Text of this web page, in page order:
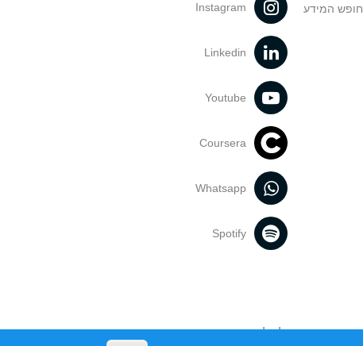
חופש המידע
Instagram
Linkedin
Youtube
Coursera
Whatsapp
Spotify
בתכנים אלה לדעתך מפר זכויות